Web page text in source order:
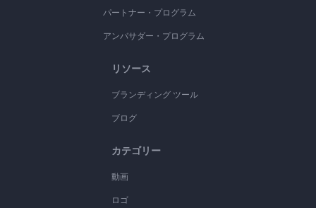
パートナー・プログラム
アンバサダー・プログラム
リソース
ブランディング ツール
ブログ
カテゴリー
動画
ロゴ